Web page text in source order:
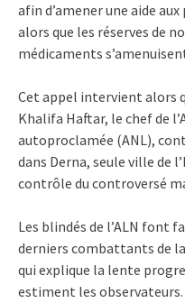
afin d’amener une aide
alors que les réserves de
médicaments
Cet appel intervient alors
Khalifa Haftar, le chef de
autoproclamée (ANL),
dans Derna, seule ville de
contrôle du controversé
Les blindés de l’ALN font
derniers combattants de
qui explique la lente
estiment les observateurs.